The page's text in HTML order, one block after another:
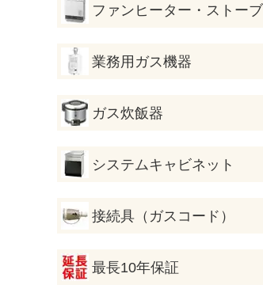
ファンヒーター・ストーブ
業務用ガス機器
ガス炊飯器
システムキャビネット
接続具（ガスコード）
最長10年保証